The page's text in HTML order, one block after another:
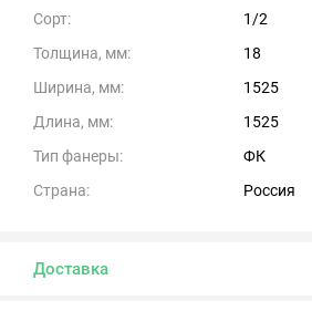
Сорт:
1/2
Толщина, мм:
18
Ширина, мм:
1525
Длина, мм:
1525
Тип фанеры:
ФК
Страна:
Россия
Доставка